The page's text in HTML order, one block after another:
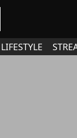
LIFESTYLE